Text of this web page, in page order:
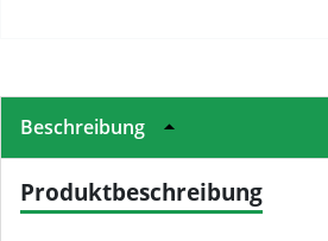
Beschreibung
Produktbeschreibung